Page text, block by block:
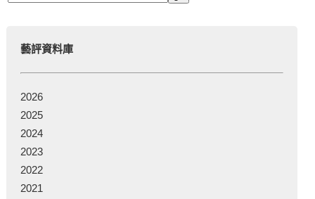
藝評資料庫
2026
2025
2024
2023
2022
2021